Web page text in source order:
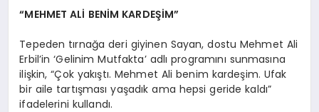
“MEHMET ALİ BENİM KARDEŞİM”
Tepeden tırnağa deri giyinen Sayan, dostu Mehmet Ali
Erbil’in ‘Gelinim Mutfakta’ adlı programını sunmasına
ilişkin, “Çok yakıştı. Mehmet Ali benim kardeşim. Ufak
bir aile tartışması yaşadık ama hepsi geride kaldı”
ifadelerini kullandı.